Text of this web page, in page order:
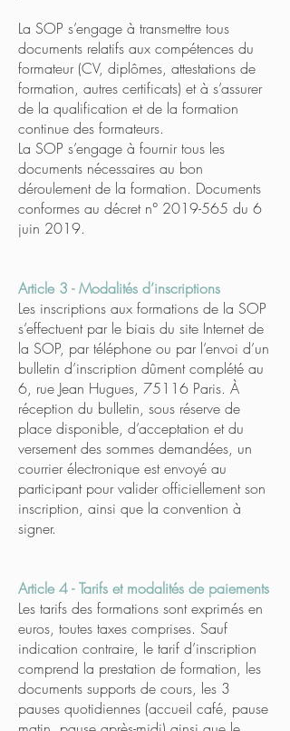
La SOP s’engage à transmettre tous
documents relatifs aux compétences du
formateur (CV, diplômes, attestations de
formation, autres certificats) et à s’assurer
de la qualification et de la formation
continue des formateurs.
La SOP s’engage à fournir tous les
documents nécessaires au bon
déroulement de la formation. Documents
conformes au décret n° 2019-565 du 6
juin 2019.
Article 3 - Modalités d’inscriptions
Les inscriptions aux formations de la SOP
s’effectuent par le biais du site Internet de
la SOP, par téléphone ou par l’envoi d’un
bulletin d’inscription dûment complété au
6, rue Jean Hugues, 75116 Paris. À
réception du bulletin, sous réserve de
place disponible, d’acceptation et du
versement des sommes demandées, un
courrier électronique est envoyé au
participant pour valider officiellement son
inscription, ainsi que la convention à
signer.
Article 4 - Tarifs et modalités de paiements
Les tarifs des formations sont exprimés en
euros, toutes taxes comprises. Sauf
indication contraire, le tarif d’inscription
comprend la prestation de formation, les
documents supports de cours, les 3
pauses quotidiennes (accueil café, pause